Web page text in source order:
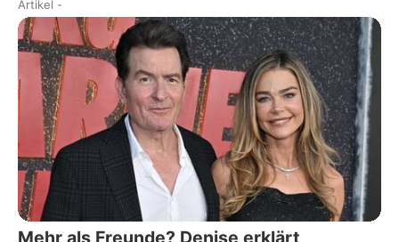
Artikel -
Mehr als Freunde? Denise erklärt